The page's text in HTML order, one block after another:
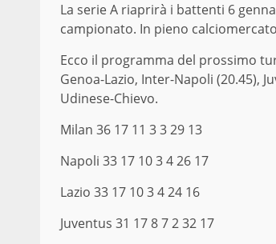
La serie A riaprirà i battenti 6
campionato. In pieno
Ecco il programma del prossimo
Genoa-Lazio, Inter-Napoli (20.45),
Udinese-Chievo.
Milan 36 17 11 3 3 29 13
Napoli 33 17 10 3 4 26 17
Lazio 33 17 10 3 4 24 16
Juventus 31 17 8 7 2 32 17